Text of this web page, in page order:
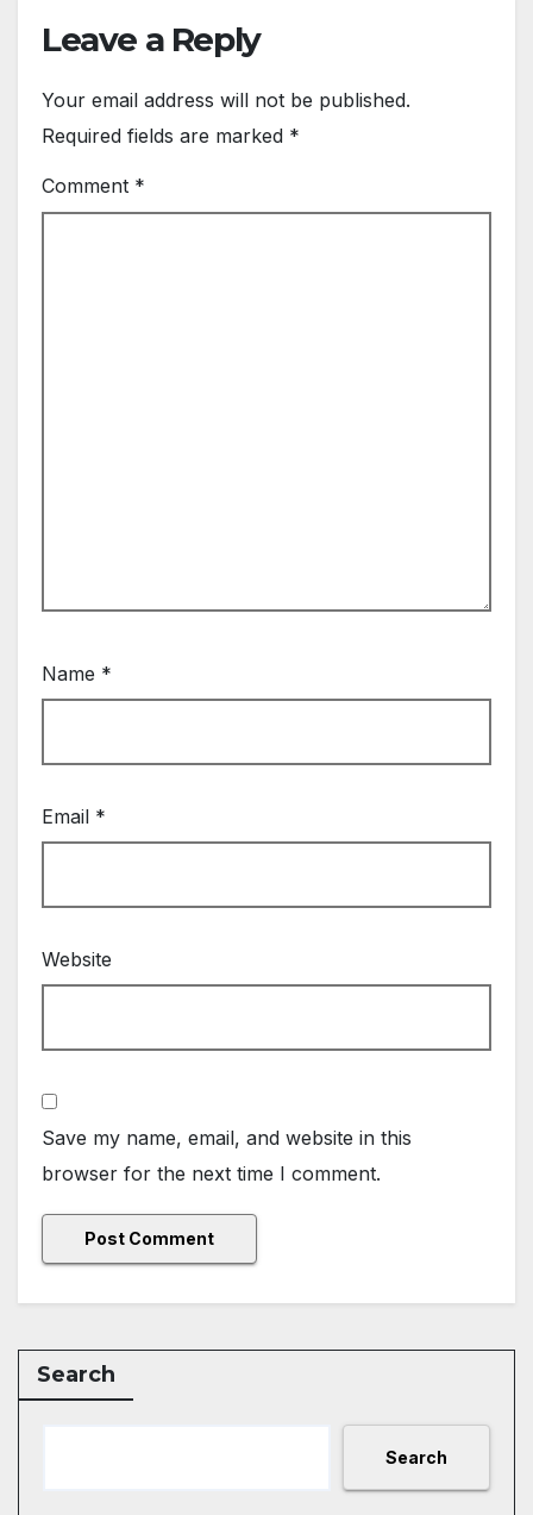
Leave a Reply
Your email address will not be published.
Required fields are marked *
Comment *
Name *
Email *
Website
Save my name, email, and website in this
browser for the next time I comment.
Search
Search